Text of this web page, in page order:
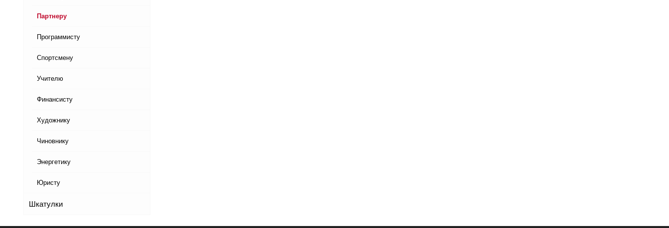
Партнеру
Программисту
Спортсмену
Учителю
Финансисту
Художнику
Чиновнику
Энергетику
Юристу
Шкатулки